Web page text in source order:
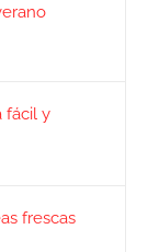
fácil y
frescas